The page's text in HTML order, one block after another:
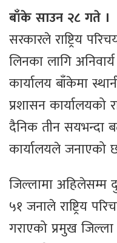
बाँके साउन २८ गते ।
सरकारले राष्ट्रिय
लिनका लागि
कार्यालय बाँकेमा
प्रशासन कार्यालयको
दैनिक तीन सयभन्दा
कार्यालयले जनाएको
जिल्लामा
५१ जनाले राष्ट्रिय
गराएको प्रमुख जिल्ला